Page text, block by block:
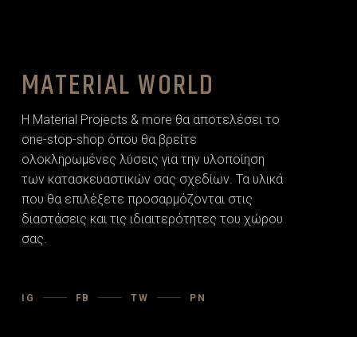
MATERIAL WORLD
Η Material Projects & more θα αποτελέσει το
one-stop-shop όπου θα βρείτε
ολοκληρωμένες λύσεις για την υλοποίηση
των κατασκευαστικών σας σχεδίων. Τα υλικά
που θα επιλέξετε προσαρµόζονται στις
διαστάσεις και τις ιδιαιτερότητες του χώρου
σας.
IG FB TW PN